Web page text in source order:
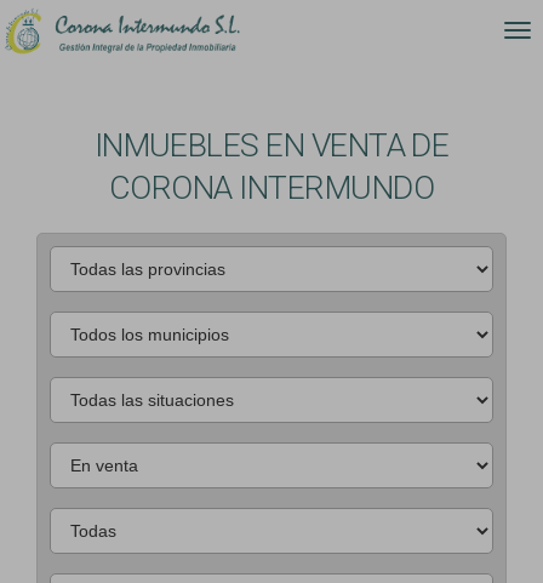
INMUEBLES EN VENTA DE
CORONA INTERMUNDO